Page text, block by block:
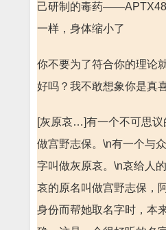
己研制的毒药
一样，身体缩小了
你不要为了符合你的理论
好吗？我不敢想象你是真
[灰原哀…]有一个不可思议
做宫野志保。\n有一个与
字叫做灰原哀。\n哀给人
哀的原名叫做宫野志保，
身份而帮她取名字时，本